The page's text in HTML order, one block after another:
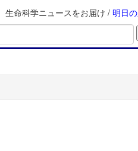
生命科学ニュースをお届け / 明日